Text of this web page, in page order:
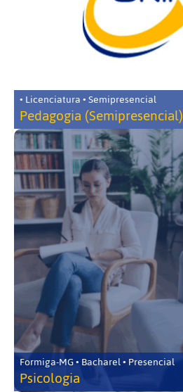
• Licenciatura • Semipresencial
Pedagogia (Semipresencial)
Formiga-MG • Bacharel • Presencial
Psicologia